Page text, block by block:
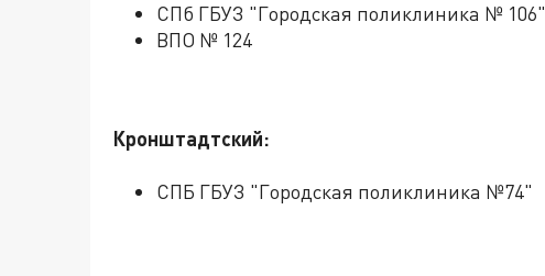
СПб ГБУЗ "Городская поликлиника № 106"
ВПО № 124
Кронштадтский:
СПБ ГБУЗ "Городская поликлиника №74"